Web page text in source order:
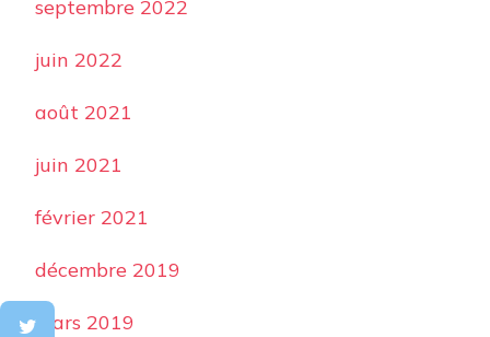
septembre 2022
juin 2022
août 2021
juin 2021
février 2021
décembre 2019
mars 2019